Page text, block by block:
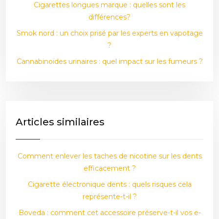
Cigarettes longues marque : quelles sont les
différences?
Smok nord : un choix prisé par les experts en vapotage
?
Cannabinoïdes urinaires : quel impact sur les fumeurs ?
Articles similaires
Comment enlever les taches de nicotine sur les dents
efficacement ?
Cigarette électronique dents : quels risques cela
représente-t-il ?
Boveda : comment cet accessoire préserve-t-il vos e-